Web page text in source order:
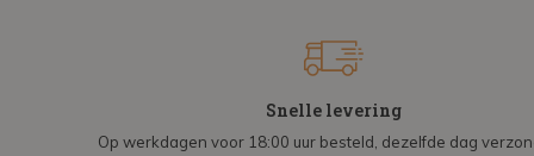
Snelle levering
Op werkdagen voor 18:00 uur besteld, dezelfde dag